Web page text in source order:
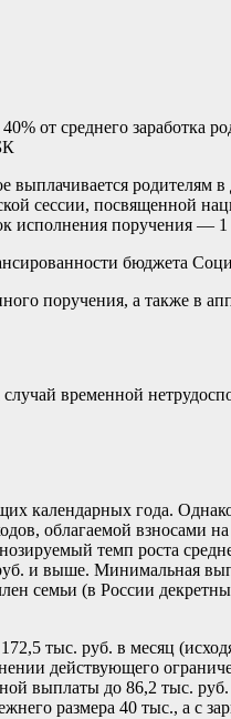
от среднего заработка
выплачивается родителям
сессии, посвященной
исполнения поручения — 1
бюджета
поручения, а также в
временной
календарных года.
облагаемой взносами на
темп роста
и выше. Минимальная
семьи (в России
тыс. руб. в месяц
действующего
выплаты до 86,2 тыс.
размера 40 тыс., а с